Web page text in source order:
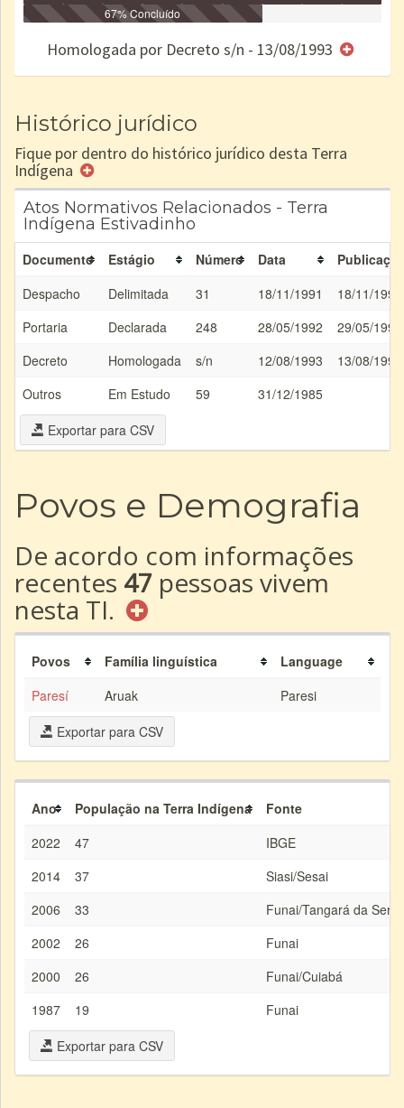
IdentificaçãoIdentificadaDeclaradaReservadaHomologadaRegistrada
e/ou
67% Concluído
Homologada por Decreto s/n - 13/08/1993
Histórico jurídico
Fique por dentro do histórico jurídico desta Terra
Indígena
Atos Normativos Relacionados - Terra
Indígena Estivadinho
Documento Estágio Número Data
Despacho
Delimitada 31 18/11/1991
18/11/1991
Portaria
Declarada 248 28/05/1992
29/05/1992
Decreto
Homologada s/n 12/08/1993
13/08/1993
Outros
Em Estudo 59
31/12/1985
Exportar para CSV
Povos e Demografia
De acordo com informações
recentes 47 pessoas vivem
nesta TI.
Povos Família linguística
Language
Paresí
Aruak
Paresi
Exportar para CSV
Ano População na Terra Indígena
Fonte
2022
47
IBGE
2014
37
Siasi/Sesai
2006
33
Funai/Tangará da Serra
2002
26
Funai
2000
26
Funai/Cuiabá
1987
19
Funai
Exportar para CSV